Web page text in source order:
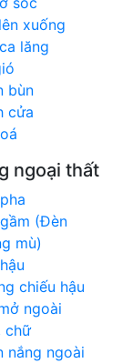
xuống
lăng
bùn
cửa
ngoại thất
(Đèn
mù)
chiếu hậu
ngoài
chữ
nắng ngoài